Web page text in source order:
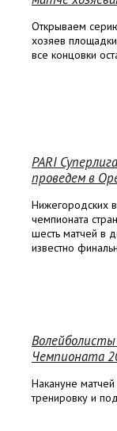
Открываем
хозяев
все концовки
PARI
проведем в
Нижегородских
чемпионата
шесть матчей в
известно
Чемпионата
Накануне
тренировку и